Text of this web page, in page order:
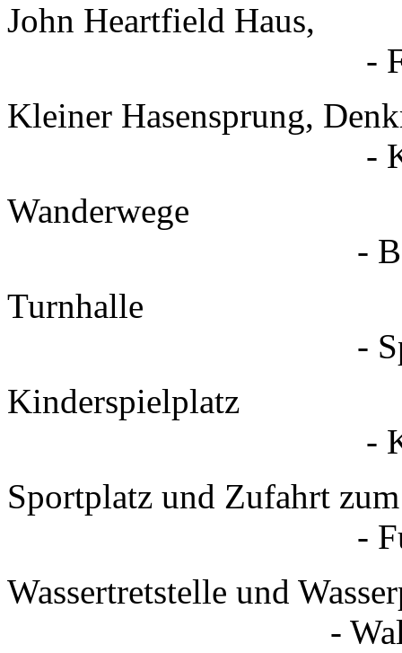
John
-
Kleiner Hasensprung,
- Kunst- und
-
-
-
Sportplatz und
-
- Walter